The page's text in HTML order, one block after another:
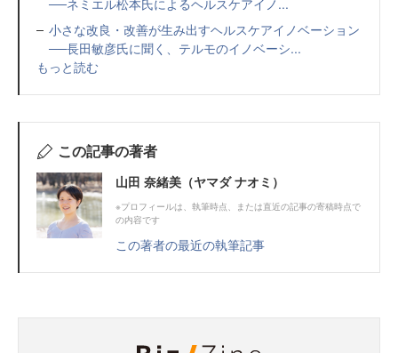
──ネミエル松本氏によるヘルスケアイノ...
小さな改良・改善が生み出すヘルスケアイノベーション
──長田敏彦氏に聞く、テルモのイノベーシ...
もっと読む
この記事の著者
山田 奈緒美（ヤマダ ナオミ）
※プロフィールは、執筆時点、または直近の記事の寄稿時点で
の内容です
この著者の最近の執筆記事